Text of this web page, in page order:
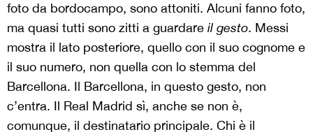
foto da bordocampo, sono attoniti. Alcuni fanno foto,
ma quasi tutti sono zitti a guardare il gesto. Messi
mostra il lato posteriore, quello con il suo cognome e
il suo numero, non quella con lo stemma del
Barcellona. Il Barcellona, in questo gesto, non
c’entra. Il Real Madrid sì, anche se non è,
comunque, il destinatario principale. Chi è il